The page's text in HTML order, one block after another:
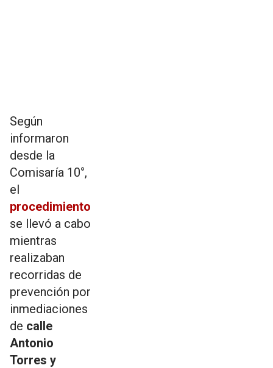
Según
informaron
desde la
Comisaría 10°,
el
procedimiento
se llevó a cabo
mientras
realizaban
recorridas de
prevención por
inmediaciones
de calle
Antonio
Torres y